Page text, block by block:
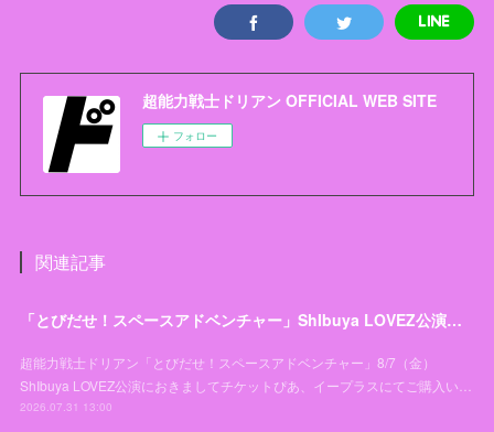
超能力戦士ドリアン OFFICIAL WEB SITE
フォロー
関連記事
「とびだせ！スペースアドベンチャー」ShIbuya LOVEZ公演チケットお引き取り開始日変更のお知らせとお詫び
超能力戦士ドリアン「とびだせ！スペースアドベンチャー」8/7（金）
ShIbuya LOVEZ公演におきましてチケットぴあ、イープラスにてご購入い…
2026.07.31 13:00